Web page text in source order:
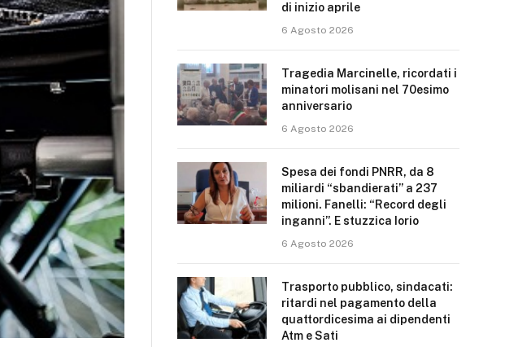
di inizio aprile
6 Agosto 2026
Tragedia Marcinelle, ricordati i
minatori molisani nel 70esimo
anniversario
6 Agosto 2026
Spesa dei fondi PNRR, da 8
miliardi “sbandierati” a 237
milioni. Fanelli: “Record degli
inganni”. E stuzzica Iorio
6 Agosto 2026
Trasporto pubblico, sindacati:
ritardi nel pagamento della
quattordicesima ai dipendenti
Atm e Sati